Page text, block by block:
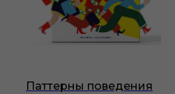
Паттерны поведения